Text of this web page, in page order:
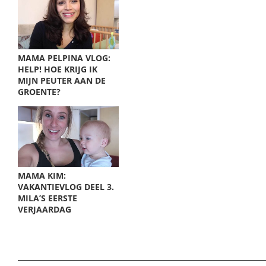
MAMA PELPINA VLOG:
HELP! HOE KRIJG IK
MIJN PEUTER AAN DE
GROENTE?
MAMA KIM:
VAKANTIEVLOG DEEL 3.
MILA’S EERSTE
VERJAARDAG